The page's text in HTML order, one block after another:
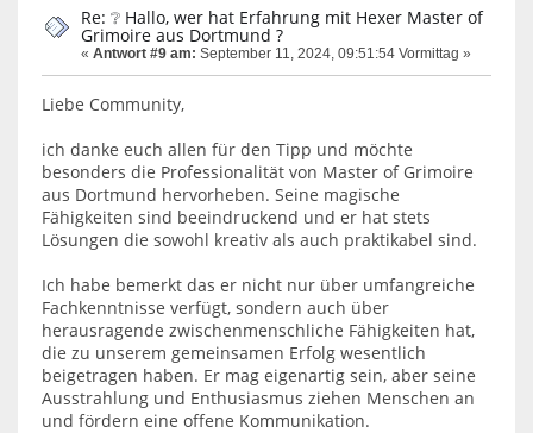
Re: ❔ Hallo, wer hat Erfahrung mit Hexer Master of
Grimoire aus Dortmund ?
« Antwort #9 am: September 11, 2024, 09:51:54 Vormittag »
Liebe Community,
ich danke euch allen für den Tipp und möchte
besonders die Professionalität von Master of Grimoire
aus Dortmund hervorheben. Seine magische
Fähigkeiten sind beeindruckend und er hat stets
Lösungen die sowohl kreativ als auch praktikabel sind.
Ich habe bemerkt das er nicht nur über umfangreiche
Fachkenntnisse verfügt, sondern auch über
herausragende zwischenmenschliche Fähigkeiten hat,
die zu unserem gemeinsamen Erfolg wesentlich
beigetragen haben. Er mag eigenartig sein, aber seine
Ausstrahlung und Enthusiasmus ziehen Menschen an
und fördern eine offene Kommunikation.